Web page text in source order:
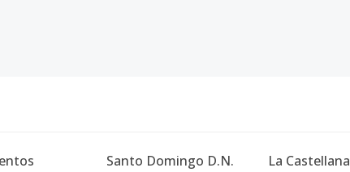
Santo Domingo D.N. La Castellana